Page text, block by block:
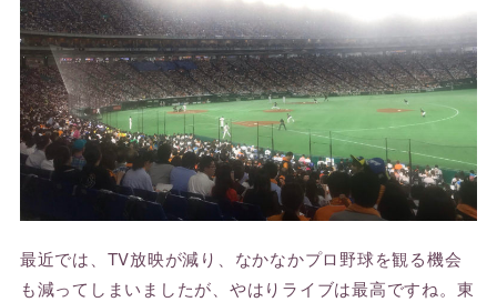
最近では、TV放映が減り、なかなかプロ野球を観る機会
も減ってしまいましたが、やはりライブは最高ですね。東